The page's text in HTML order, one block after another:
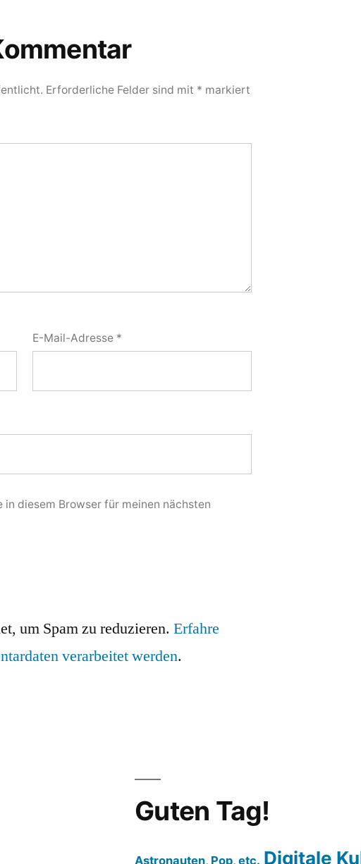
Erforderliche Felder sind mit * markiert
E-Mail-Adresse *
diesem Browser für meinen nächsten
um Spam zu reduzieren.Erfahre
verarbeitet werden.
Guten Tag!
Astronauten, Pop, etc. Digitale